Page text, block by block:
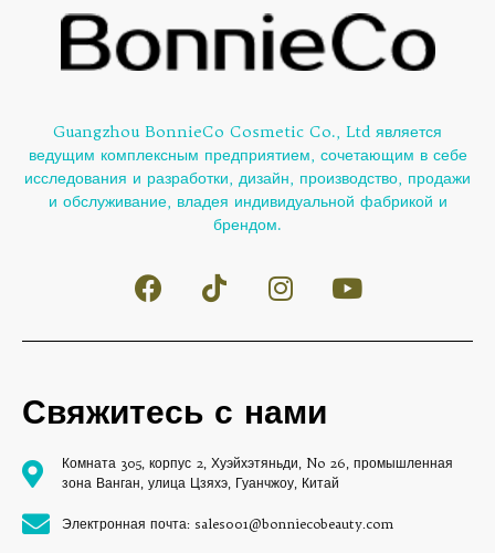
Guangzhou BonnieCo Cosmetic Co., Ltd является
ведущим комплексным предприятием, сочетающим в себе
исследования и разработки, дизайн, производство, продажи
и обслуживание, владея индивидуальной фабрикой и
брендом.
Свяжитесь с нами
Комната 305, корпус 2, Хуэйхэтяньди, No 26, промышленная
зона Ванган, улица Цзяхэ, Гуанчжоу, Китай
Электронная почта: sales001@bonniecobeauty.com